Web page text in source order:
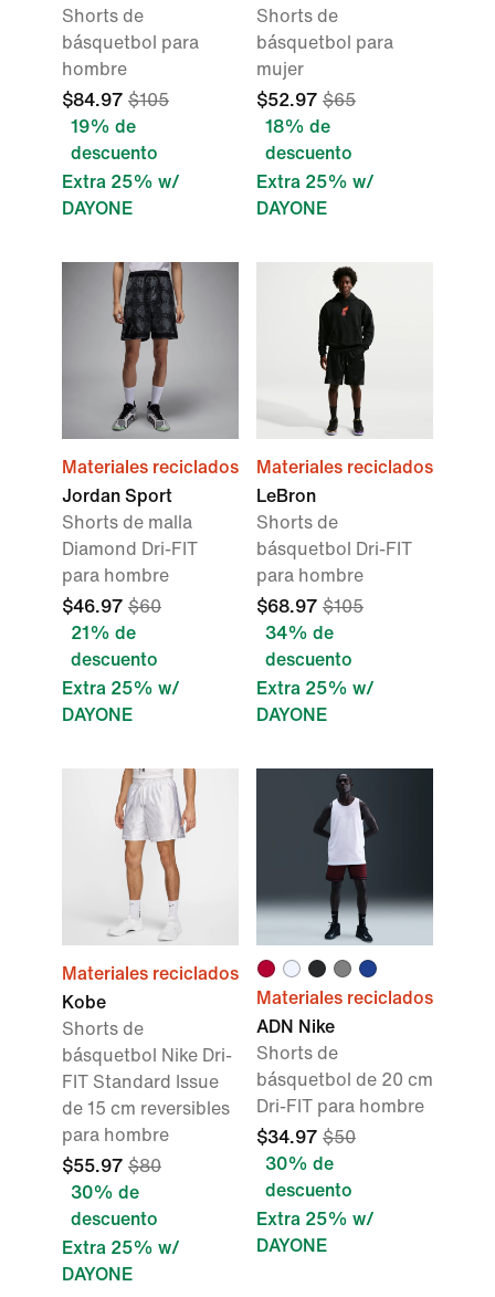
Shorts de
básquetbol para
hombre
$84.97 $105
19% de
descuento
Extra 25% w/
DAYONE
Shorts de
básquetbol para
mujer
$52.97 $65
18% de
descuento
Extra 25% w/
DAYONE
Materiales reciclados
Jordan Sport
Shorts de malla
Diamond Dri-FIT
para hombre
$46.97 $60
21% de
descuento
Extra 25% w/
DAYONE
Materiales reciclados
LeBron
Shorts de
básquetbol Dri-FIT
para hombre
$68.97 $105
34% de
descuento
Extra 25% w/
DAYONE
Materiales reciclados
Kobe
Shorts de
básquetbol Nike Dri-
FIT Standard Issue
de 15 cm reversibles
para hombre
$55.97 $80
30% de
descuento
Extra 25% w/
DAYONE
Materiales reciclados
ADN Nike
Shorts de
básquetbol de 20 cm
Dri-FIT para hombre
$34.97 $50
30% de
descuento
Extra 25% w/
DAYONE